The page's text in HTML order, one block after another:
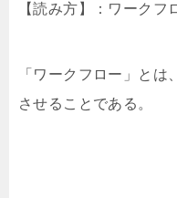
【読み方】：ワークフ
「ワークフロー」と
させることである。